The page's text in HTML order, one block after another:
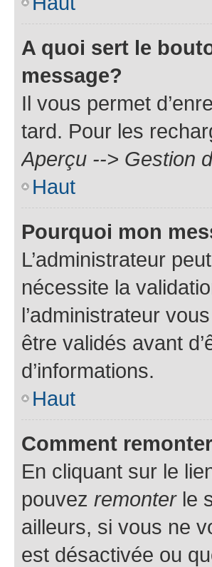
A quoi sert le
message?
Il vous permet
tard. Pour les
Aperçu --> Gestion
Haut
Pourquoi mon
L’administrateur
nécessite la
l’administrateur
être validés avant
d’informations.
Haut
Comment
En cliquant sur le
pouvez remonterle
ailleurs, si vous ne
est désactivée ou